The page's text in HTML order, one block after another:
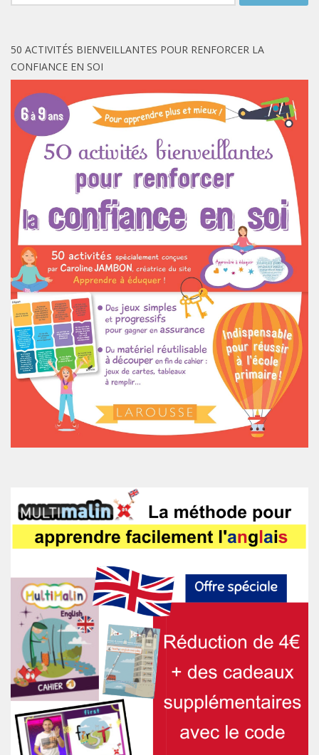
50 ACTIVITÉS BIENVEILLANTES POUR RENFORCER LA
CONFIANCE EN SOI